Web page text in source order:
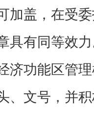
加盖，在受
具有同等效
济功能区管
、文号，并